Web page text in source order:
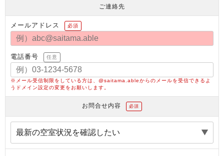
ご連絡先
メールアドレス 必須
電話番号 任意
※メール受信制限をしている方は、@saitama.ableからのメールを受信できるよ
うドメイン設定の変更をお願いします。
お問合せ内容 必須